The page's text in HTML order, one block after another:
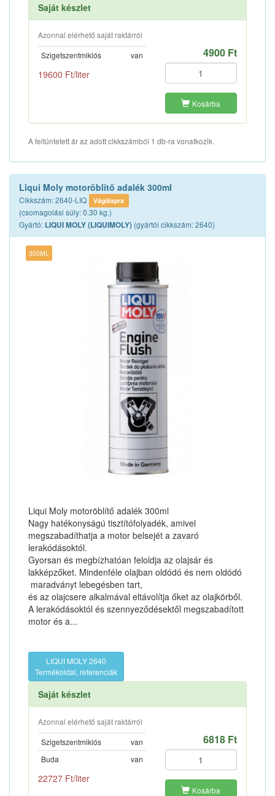
Saját készlet
Azonnal elérhető saját raktárról
Szigetszentmiklós
van
19600 Ft/liter
4900 Ft
Kosárba
A feltüntetett ár az adott cikkszámból 1 db-ra vonatkozik.
Liqui Moly motoröblítő adalék 300ml
Cikkszám: 2640-LIQ Vágólapra
(csomagolási súly: 0.30 kg.)
Gyártó: LIQUI MOLY (LIQUIMOLY) (gyártói cikkszám: 2640)
300ML
Liqui Moly motoröblítő adalék 300ml
Nagy hatékonyságú tisztítófolyadék, amivel
megszabadíthatja a motor belsejét a zavaró
lerakódásoktól.
Gyorsan és megbízhatóan feloldja az olajsár és
lakképzőket. Mindenféle olajban oldódó és nem oldódó
maradványt lebegésben tart,
és az olajcsere alkalmával eltávolítja őket az olajkörből.
A lerakódásoktól és szennyeződésektől megszabadított
motor és a...
LIQUI MOLY 2640
Termékoldal, referenciák
Saját készlet
Azonnal elérhető saját raktárról
Szigetszentmiklós
van
Buda
van
22727 Ft/liter
6818 Ft
Kosárba